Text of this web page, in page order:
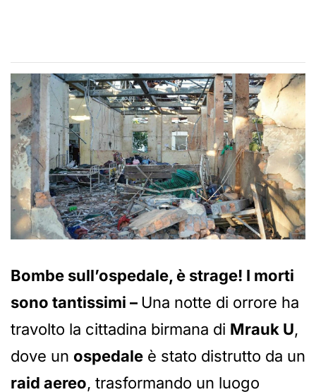
Bombe sull’ospedale, è strage! I morti
sono tantissimi – Una notte di orrore ha
travolto la cittadina birmana di Mrauk U,
dove un ospedale è stato distrutto da un
raid aereo, trasformando un luogo